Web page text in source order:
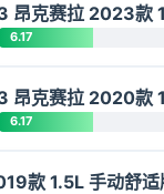
昂克赛拉 2023款
6.17
昂克赛拉 2020款
6.17
款 1.5L 手动舒